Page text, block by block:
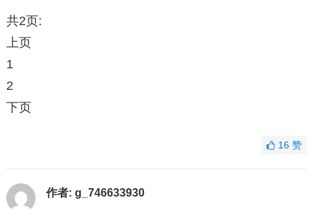
共2页:
上页
1
2
下页
16赞
作者: g_746633930